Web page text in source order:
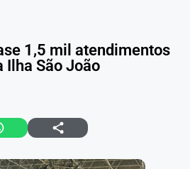
1,5 mil atendimentos
São João